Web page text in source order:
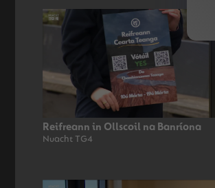
Reifreann in Ollscoil na Banríona
Nuacht TG4